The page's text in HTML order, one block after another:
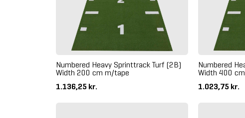
Numbered Heavy Sprinttrack Turf (2B)
Width 200 cm m/tape
1.136,25 kr.
Numbered
Width 400
1.023,75 kr.